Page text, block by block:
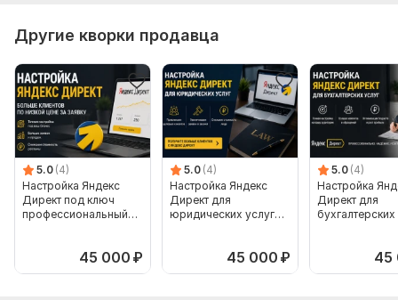
Другие кворки продавца
5.0 (4)
Настройка Яндекс
Директ под ключ
профессиональный
45 000 ₽
5.0 (4)
Настройка Яндекс
Директ для
юридических услуг
45 000 ₽
5.0 (4)
Настройка
Директ для
бухгалтерских
45